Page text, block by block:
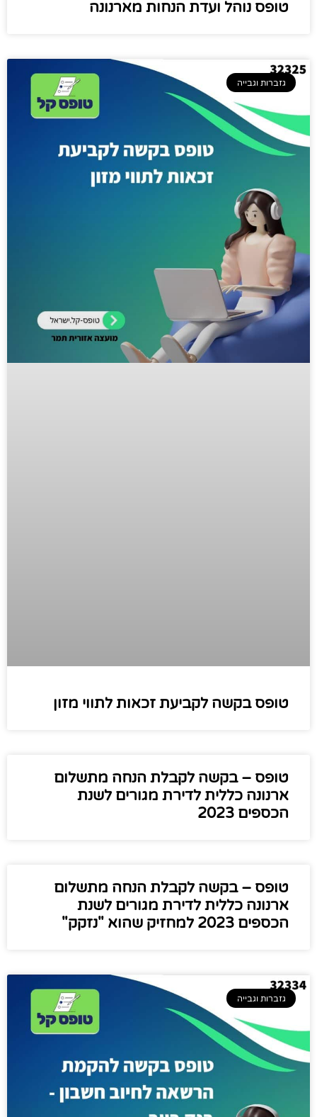
טופס נוהל ועדת הנחות מארנונה
גזברות וגבייה
טופס בקשה לקביעת זכאות לתווי מזון
טופס – בקשה לקבלת הנחה מתשלום
ארנונה כללית לדירת מגורים לשנת
הכספים 2023
טופס – בקשה לקבלת הנחה מתשלום
ארנונה כללית לדירת מגורים לשנת
הכספים 2023 למחזיק שהוא "נזקק"
גזברות וגבייה